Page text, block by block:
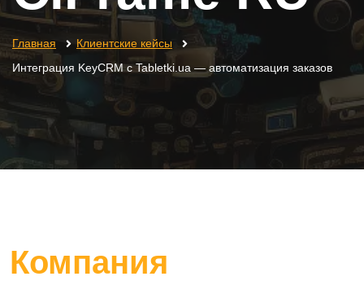
Главная
Клиентские кейсы
Интеграция KeyCRM с Tabletki.ua — автоматизация заказов
Компания